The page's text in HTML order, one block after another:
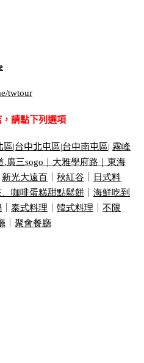
twtour
請點下列選項
區|台中北屯區|台中南屯區| 霧峰
.廣三sogo 大雅學府路｜ 東海
新光大遠百 秋紅谷
日式料
咖啡蛋糕甜點鬆餅
海鮮吃到
泰式料理 韓式料理
不限
聚會餐廳